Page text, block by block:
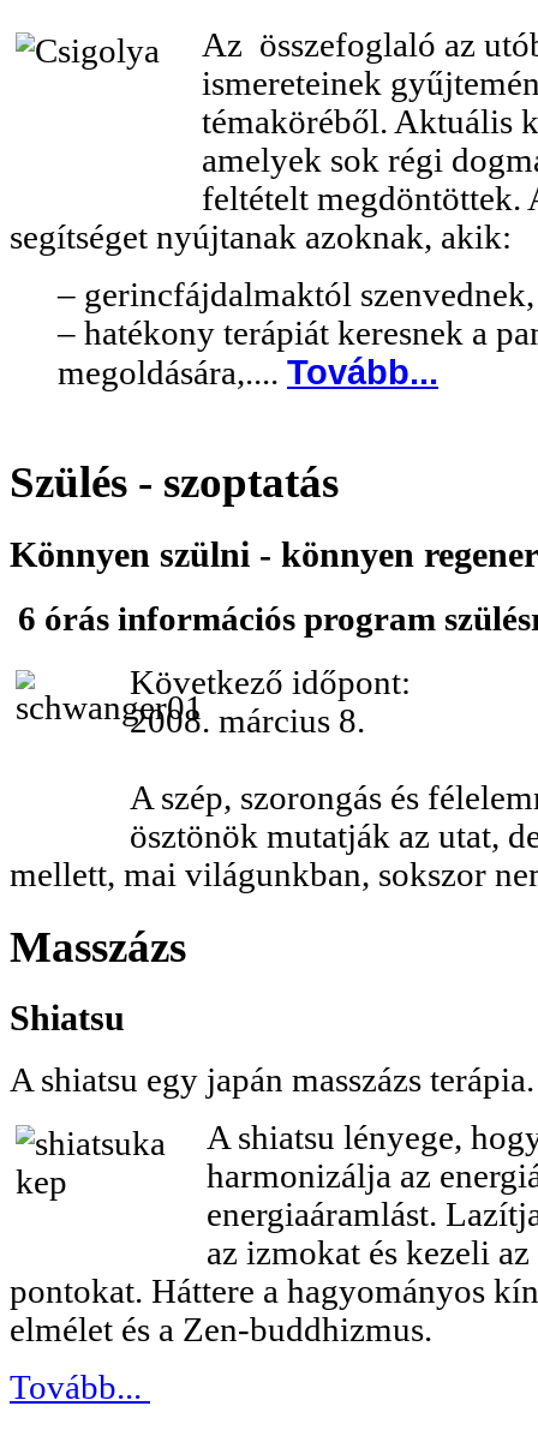
Az összefoglaló az
ismereteinek
témaköréből. Aktuális
amelyek sok régi
feltételt
segítséget nyújtanak azoknak, akik:
– gerincfájdalmaktól
– hatékony terápiát keresnek a
megoldására,.... Tovább...
Szülés - szoptatás
Könnyen szülni - könnyen
6 órás információs program
Következő időpont:
2008. március 8.
A szép, szorongás és
ösztönök mutatják az utat,
mellett, mai világunkban, sokszor
Masszázs
Shiatsu
A shiatsu egy japán masszázs terápia.
A shiatsu lényege,
harmonizálja az
energiaáramlást.
az izmokat és kezeli az
pontokat. Háttere a hagyományos
elmélet és a Zen-buddhizmus.
Tovább...